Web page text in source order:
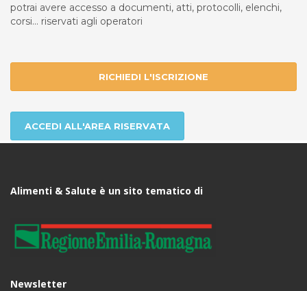
potrai avere accesso a documenti, atti, protocolli, elenchi,
corsi... riservati agli operatori
RICHIEDI L'ISCRIZIONE
ACCEDI ALL'AREA RISERVATA
Alimenti & Salute è un sito tematico di
Newsletter